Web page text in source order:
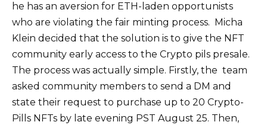
he has an aversion for ETH-laden opportunists
who are violating the fair minting process. Micha
Klein decided that the solution is to give the NFT
community early access to the Crypto pils presale.
The process was actually simple. Firstly, the team
asked community members to send a DM and
state their request to purchase up to 20 Crypto-
Pills NFTs by late evening PST August 25. Then,